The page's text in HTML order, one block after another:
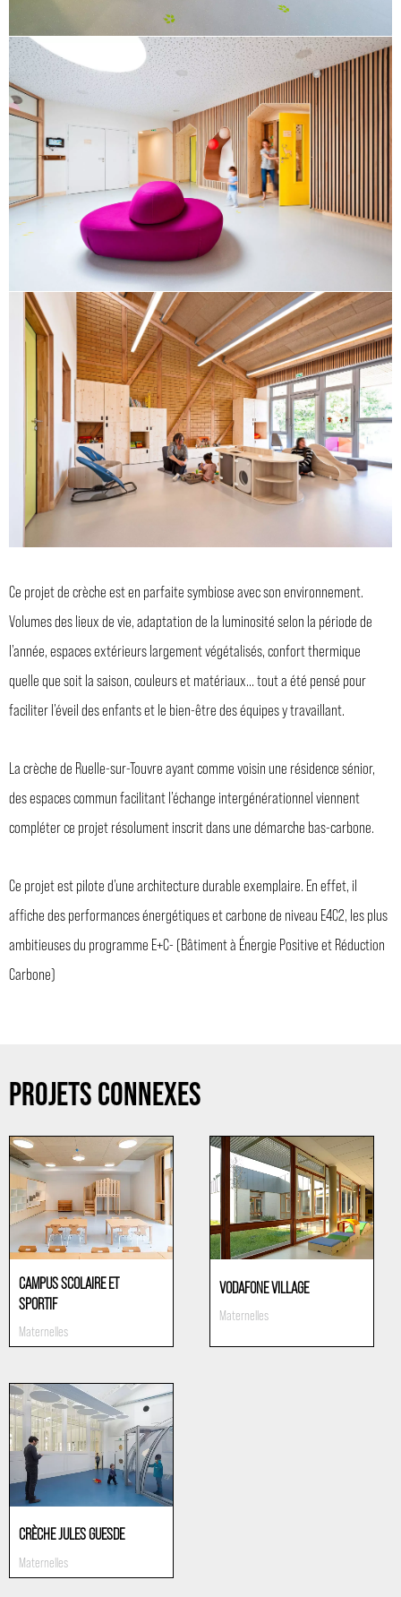
Ce projet de crèche est en parfaite symbiose avec son environnement.
Volumes des lieux de vie, adaptation de la luminosité selon la période de
l’année, espaces extérieurs largement végétalisés, confort thermique
quelle que soit la saison, couleurs et matériaux… tout a été pensé pour
faciliter l’éveil des enfants et le bien-être des équipes y travaillant.
La crèche de Ruelle-sur-Touvre ayant comme voisin une résidence sénior,
des espaces commun facilitant l’échange intergénérationnel viennent
compléter ce projet résolument inscrit dans une démarche bas-carbone.
Ce projet est pilote d’une architecture durable exemplaire. En effet, il
affiche des performances énergétiques et carbone de niveau E4C2, les plus
ambitieuses du programme E+C- (Bâtiment à Énergie Positive et Réduction
Carbone)
PROJETS CONNEXES
CAMPUS SCOLAIRE ET
SPORTIF
Maternelles
VODAFONE VILLAGE
Maternelles
CRÈCHE JULES GUESDE
Maternelles